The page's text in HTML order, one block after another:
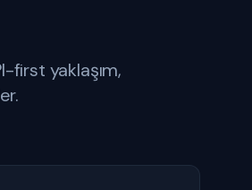
first yaklaşım,